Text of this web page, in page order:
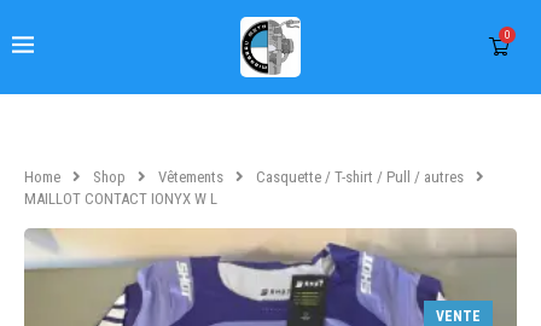
0
Home Shop Vêtements
Casquette / T-shirt / Pull / autres
MAILLOT CONTACT IONYX W L
VENTE